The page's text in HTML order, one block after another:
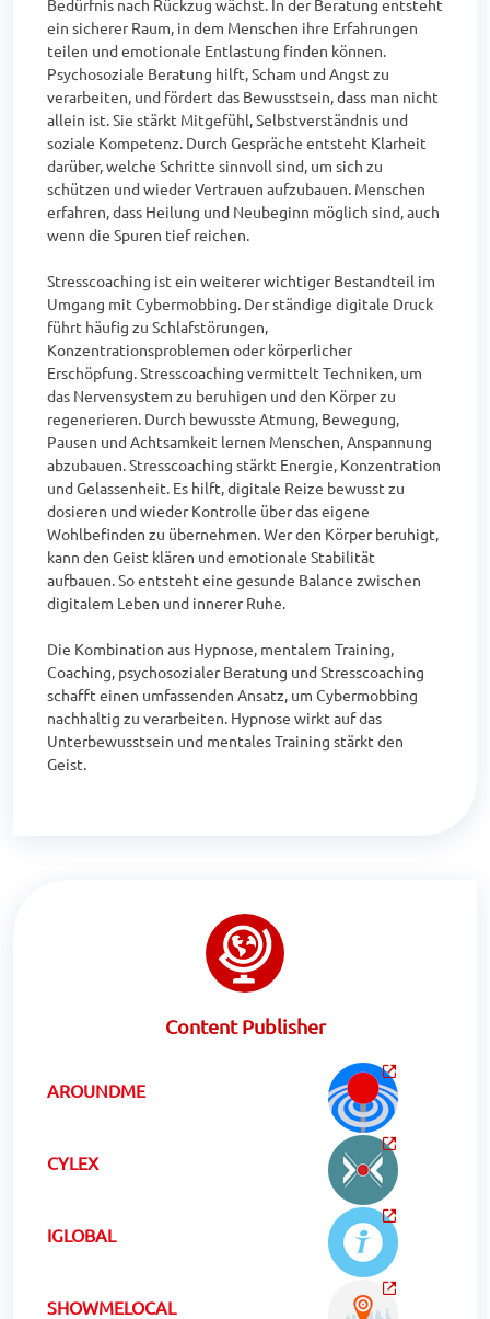
Bedürfnis nach Rückzug wächst. In der Beratung entsteht
ein sicherer Raum, in dem Menschen ihre Erfahrungen
teilen und emotionale Entlastung finden können.
Psychosoziale Beratung hilft, Scham und Angst zu
verarbeiten, und fördert das Bewusstsein, dass man nicht
allein ist. Sie stärkt Mitgefühl, Selbstverständnis und
soziale Kompetenz. Durch Gespräche entsteht Klarheit
darüber, welche Schritte sinnvoll sind, um sich zu
schützen und wieder Vertrauen aufzubauen. Menschen
erfahren, dass Heilung und Neubeginn möglich sind, auch
wenn die Spuren tief reichen.
Stresscoaching ist ein weiterer wichtiger Bestandteil im
Umgang mit Cybermobbing. Der ständige digitale Druck
führt häufig zu Schlafstörungen,
Konzentrationsproblemen oder körperlicher
Erschöpfung. Stresscoaching vermittelt Techniken, um
das Nervensystem zu beruhigen und den Körper zu
regenerieren. Durch bewusste Atmung, Bewegung,
Pausen und Achtsamkeit lernen Menschen, Anspannung
abzubauen. Stresscoaching stärkt Energie, Konzentration
und Gelassenheit. Es hilft, digitale Reize bewusst zu
dosieren und wieder Kontrolle über das eigene
Wohlbefinden zu übernehmen. Wer den Körper beruhigt,
kann den Geist klären und emotionale Stabilität
aufbauen. So entsteht eine gesunde Balance zwischen
digitalem Leben und innerer Ruhe.
Die Kombination aus Hypnose, mentalem Training,
Coaching, psychosozialer Beratung und Stresscoaching
schafft einen umfassenden Ansatz, um Cybermobbing
nachhaltig zu verarbeiten. Hypnose wirkt auf das
Unterbewusstsein und mentales Training stärkt den
Geist.
Content Publisher
AROUNDME
CYLEX
IGLOBAL
SHOWMELOCAL